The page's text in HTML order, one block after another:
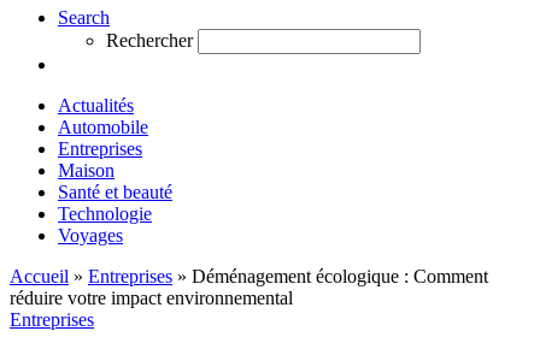
Search
Rechercher
Actualités
Automobile
Entreprises
Maison
Santé et beauté
Technologie
Voyages
Accueil » Entreprises » Déménagement écologique : Comment
réduire votre impact environnemental
Entreprises